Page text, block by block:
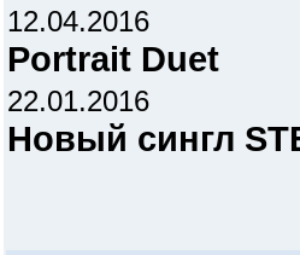
12.04.2016
Portrait Duet
22.01.2016
Новый сингл